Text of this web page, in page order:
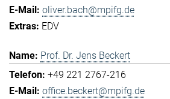
oliver.bach@mpifg.de
EDV
Prof. Dr. Jens Beckert
+49 221 2767-216
office.beckert@mpifg.de